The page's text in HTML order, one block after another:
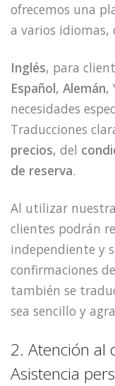
ofrecemos una
a varios idiomas,
Inglés, para
Español, Alemán,
necesidades
Traducciones
precios, del
de reserva.
Al utilizar
clientes podrán
independiente y
confirmaciones
también se
sea sencillo y
2. Atención al
Asistencia